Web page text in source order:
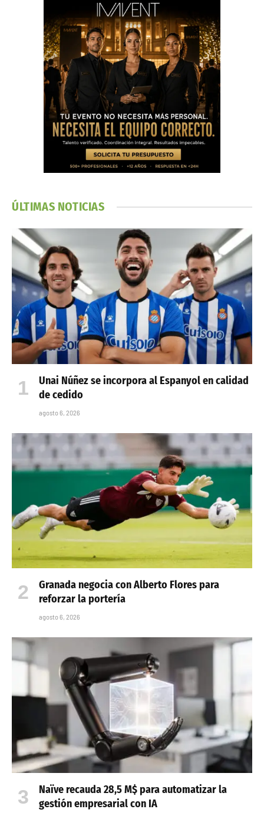
ÚLTIMAS NOTICIAS
Unai Núñez se incorpora al Espanyol en calidad
de cedido
agosto 6, 2026
Granada negocia con Alberto Flores para
reforzar la portería
agosto 6, 2026
Naïve recauda 28,5 M$ para automatizar la
gestión empresarial con IA